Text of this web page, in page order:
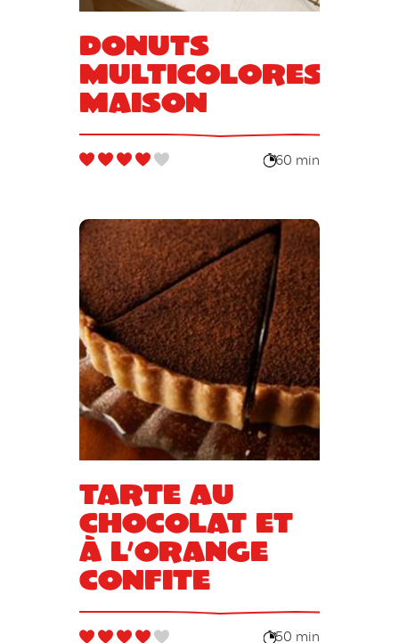
Donuts
multicolores
maison
60 min
Tarte au
chocolat et
à l’orange
confite
50 min